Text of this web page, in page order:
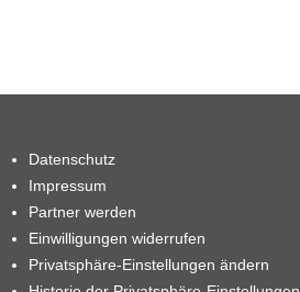
Datenschutz
Impressum
Partner werden
Einwilligungen widerrufen
Privatsphäre-Einstellungen ändern